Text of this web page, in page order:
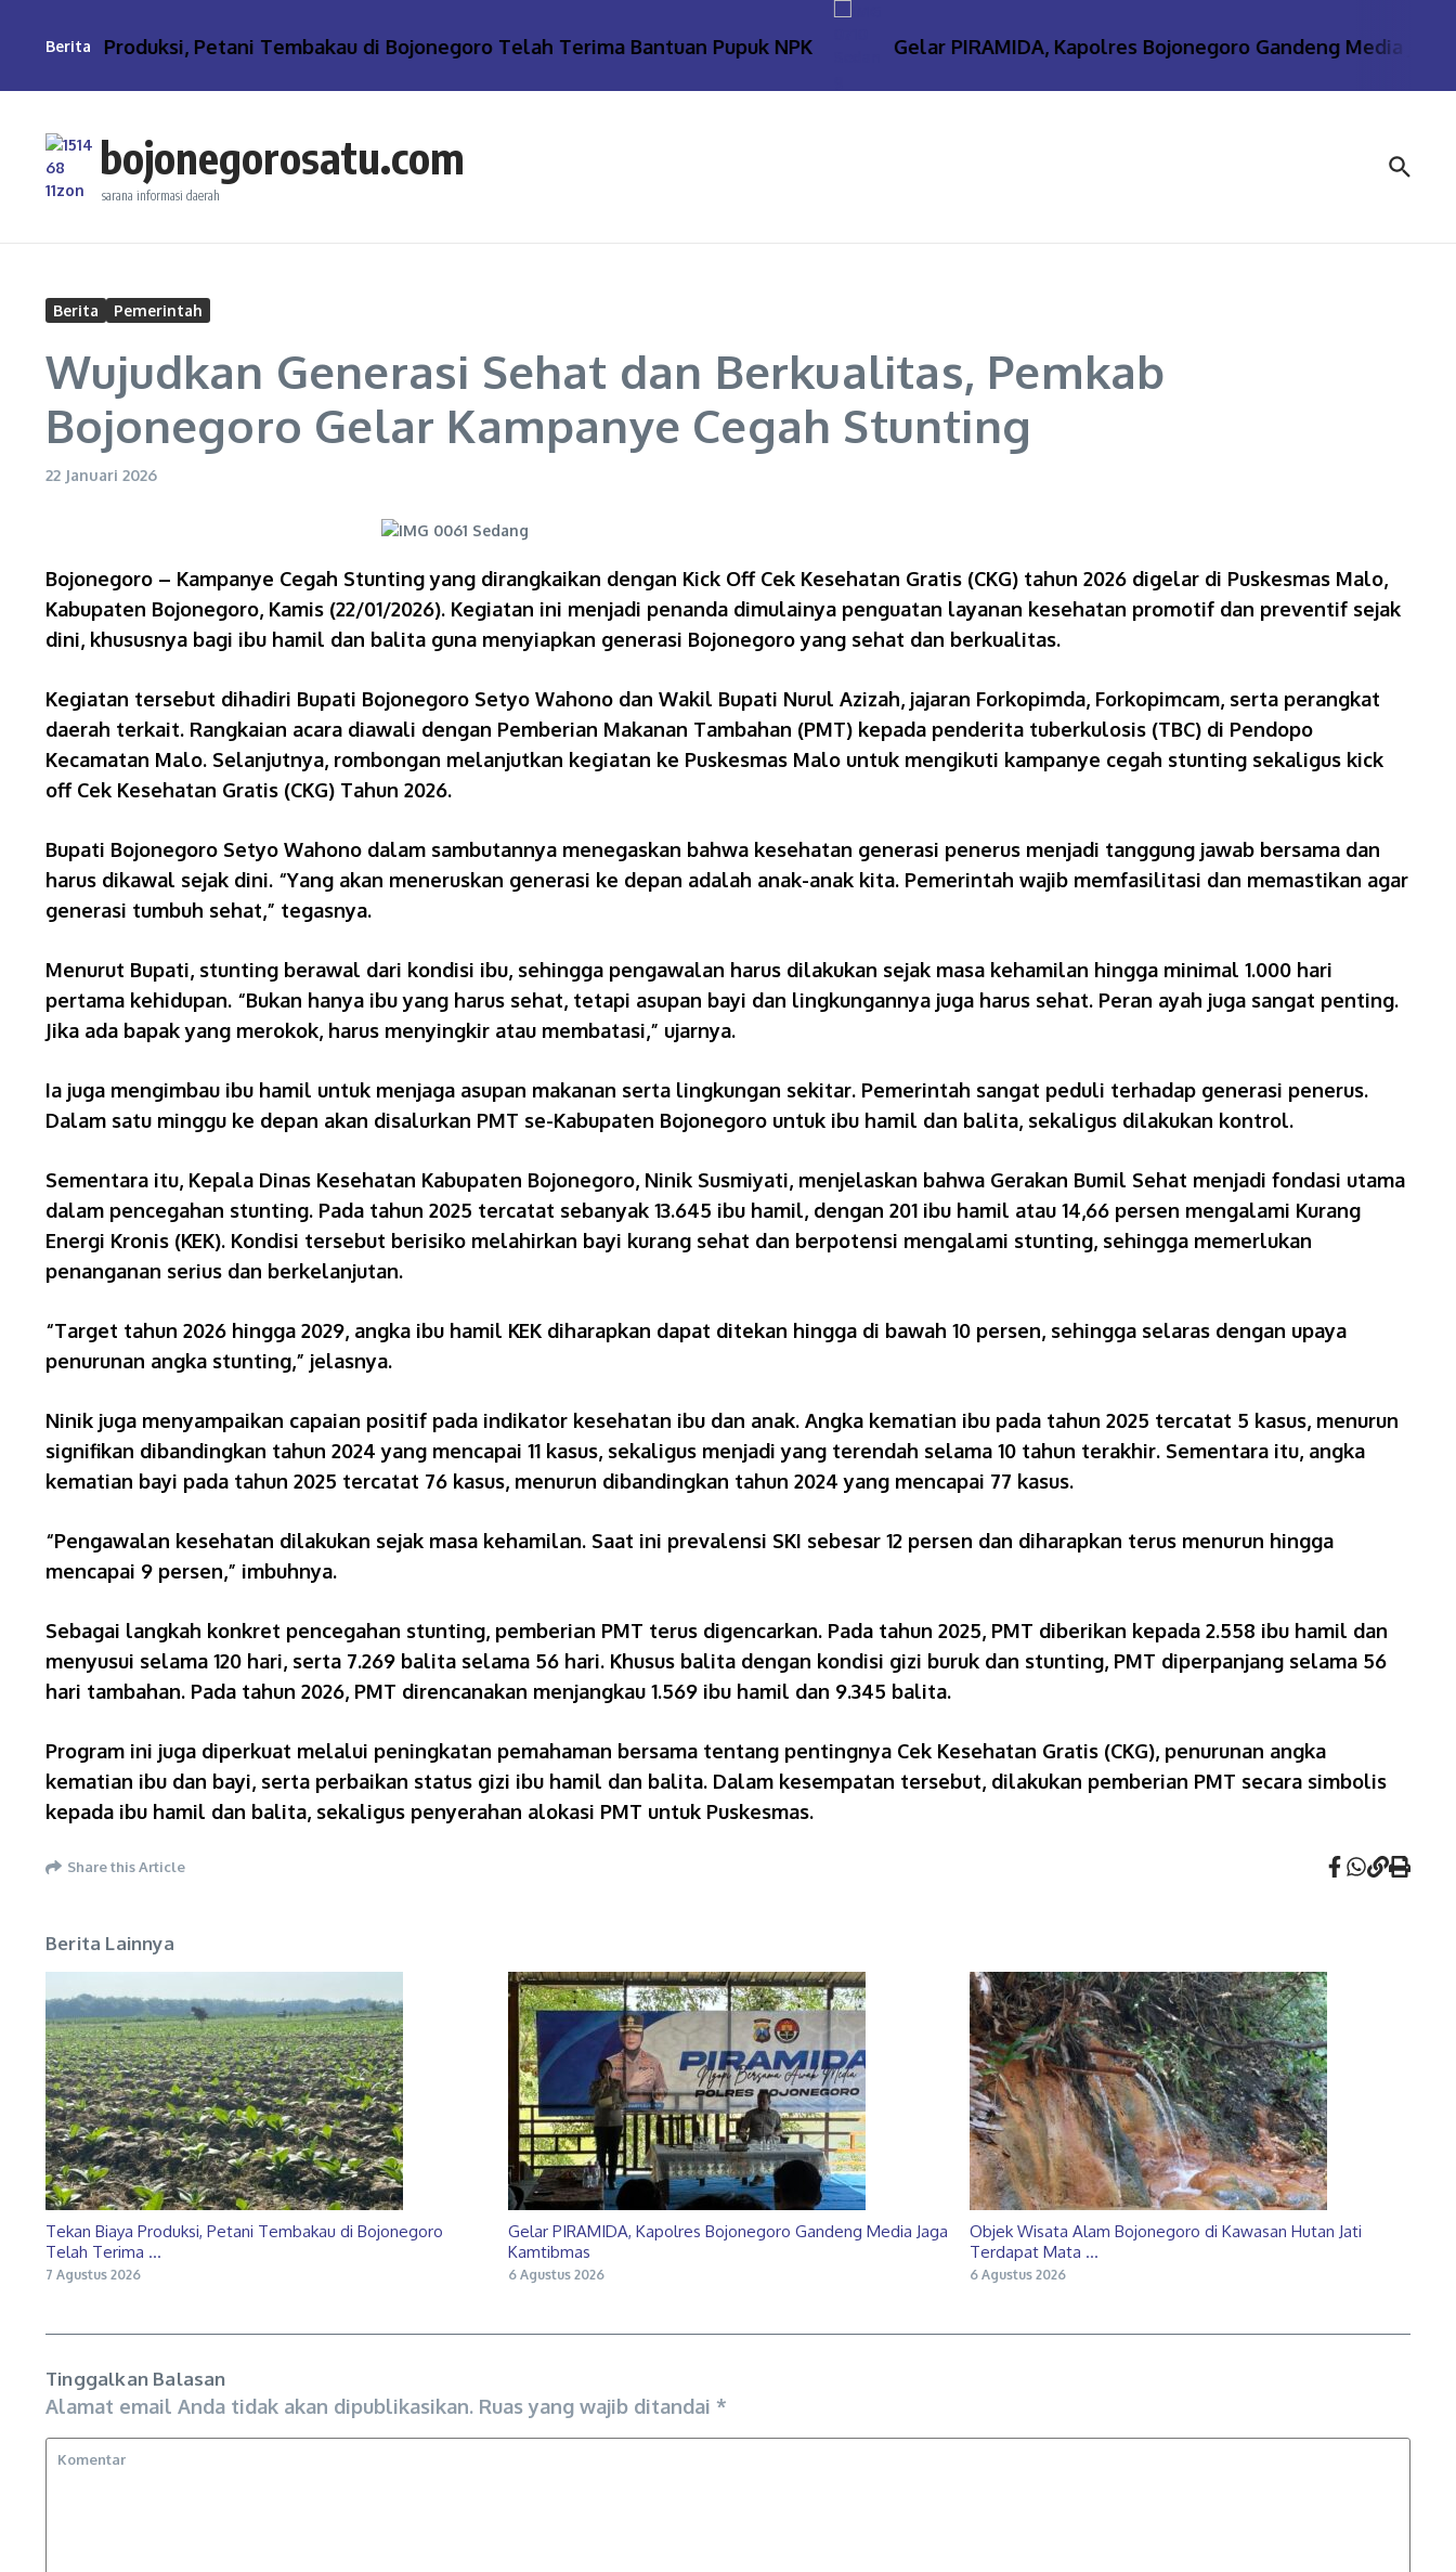
Berita
Biaya Produksi, Petani Tembakau di Bojonegoro Telah Terima Bantuan Pupuk NPK Gelar PIRAMIDA, Kapolres Bojonegoro Gandeng Media Jaga
bojonegorosatu.com
sarana informasi daerah
Berita Pemerintah
Wujudkan Generasi Sehat dan Berkualitas, Pemkab
Bojonegoro Gelar Kampanye Cegah Stunting
22 Januari 2026
Bojonegoro – Kampanye Cegah Stunting yang dirangkaikan dengan Kick Off Cek Kesehatan Gratis (CKG) tahun 2026 digelar di Puskesmas Malo,
Kabupaten Bojonegoro, Kamis (22/01/2026). Kegiatan ini menjadi penanda dimulainya penguatan layanan kesehatan promotif dan preventif sejak
dini, khususnya bagi ibu hamil dan balita guna menyiapkan generasi Bojonegoro yang sehat dan berkualitas.
Kegiatan tersebut dihadiri Bupati Bojonegoro Setyo Wahono dan Wakil Bupati Nurul Azizah, jajaran Forkopimda, Forkopimcam, serta perangkat
daerah terkait. Rangkaian acara diawali dengan Pemberian Makanan Tambahan (PMT) kepada penderita tuberkulosis (TBC) di Pendopo
Kecamatan Malo. Selanjutnya, rombongan melanjutkan kegiatan ke Puskesmas Malo untuk mengikuti kampanye cegah stunting sekaligus kick
off Cek Kesehatan Gratis (CKG) Tahun 2026.
Bupati Bojonegoro Setyo Wahono dalam sambutannya menegaskan bahwa kesehatan generasi penerus menjadi tanggung jawab bersama dan
harus dikawal sejak dini. “Yang akan meneruskan generasi ke depan adalah anak-anak kita. Pemerintah wajib memfasilitasi dan memastikan agar
generasi tumbuh sehat,” tegasnya.
Menurut Bupati, stunting berawal dari kondisi ibu, sehingga pengawalan harus dilakukan sejak masa kehamilan hingga minimal 1.000 hari
pertama kehidupan. “Bukan hanya ibu yang harus sehat, tetapi asupan bayi dan lingkungannya juga harus sehat. Peran ayah juga sangat penting.
Jika ada bapak yang merokok, harus menyingkir atau membatasi,” ujarnya.
Ia juga mengimbau ibu hamil untuk menjaga asupan makanan serta lingkungan sekitar. Pemerintah sangat peduli terhadap generasi penerus.
Dalam satu minggu ke depan akan disalurkan PMT se-Kabupaten Bojonegoro untuk ibu hamil dan balita, sekaligus dilakukan kontrol.
Sementara itu, Kepala Dinas Kesehatan Kabupaten Bojonegoro, Ninik Susmiyati, menjelaskan bahwa Gerakan Bumil Sehat menjadi fondasi utama
dalam pencegahan stunting. Pada tahun 2025 tercatat sebanyak 13.645 ibu hamil, dengan 201 ibu hamil atau 14,66 persen mengalami Kurang
Energi Kronis (KEK). Kondisi tersebut berisiko melahirkan bayi kurang sehat dan berpotensi mengalami stunting, sehingga memerlukan
penanganan serius dan berkelanjutan.
“Target tahun 2026 hingga 2029, angka ibu hamil KEK diharapkan dapat ditekan hingga di bawah 10 persen, sehingga selaras dengan upaya
penurunan angka stunting,” jelasnya.
Ninik juga menyampaikan capaian positif pada indikator kesehatan ibu dan anak. Angka kematian ibu pada tahun 2025 tercatat 5 kasus, menurun
signifikan dibandingkan tahun 2024 yang mencapai 11 kasus, sekaligus menjadi yang terendah selama 10 tahun terakhir. Sementara itu, angka
kematian bayi pada tahun 2025 tercatat 76 kasus, menurun dibandingkan tahun 2024 yang mencapai 77 kasus.
“Pengawalan kesehatan dilakukan sejak masa kehamilan. Saat ini prevalensi SKI sebesar 12 persen dan diharapkan terus menurun hingga
mencapai 9 persen,” imbuhnya.
Sebagai langkah konkret pencegahan stunting, pemberian PMT terus digencarkan. Pada tahun 2025, PMT diberikan kepada 2.558 ibu hamil dan
menyusui selama 120 hari, serta 7.269 balita selama 56 hari. Khusus balita dengan kondisi gizi buruk dan stunting, PMT diperpanjang selama 56
hari tambahan. Pada tahun 2026, PMT direncanakan menjangkau 1.569 ibu hamil dan 9.345 balita.
Program ini juga diperkuat melalui peningkatan pemahaman bersama tentang pentingnya Cek Kesehatan Gratis (CKG), penurunan angka
kematian ibu dan bayi, serta perbaikan status gizi ibu hamil dan balita. Dalam kesempatan tersebut, dilakukan pemberian PMT secara simbolis
kepada ibu hamil dan balita, sekaligus penyerahan alokasi PMT untuk Puskesmas.
Share this Article
Berita Lainnya
Tekan Biaya Produksi, Petani Tembakau di Bojonegoro
Telah Terima ...
7 Agustus 2026
Gelar PIRAMIDA, Kapolres Bojonegoro Gandeng Media Jaga
Kamtibmas
6 Agustus 2026
Objek Wisata Alam Bojonegoro di Kawasan Hutan Jati
Terdapat Mata ...
6 Agustus 2026
Tinggalkan Balasan
Alamat email Anda tidak akan dipublikasikan. Ruas yang wajib ditandai *